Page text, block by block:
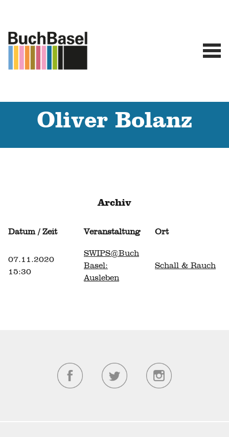
Oliver Bolanz
Archiv
Datum / Zeit Veranstaltung Ort
07.11.2020
15:30
SWIPS@Buch
Basel:
Ausleben
Schall & Rauch